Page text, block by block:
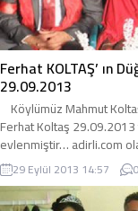
Ferhat KOLTAŞ’ ın
29.09.2013
Köylümüz Mahmut
Ferhat Koltaş
evlenmiştir… adirli.com
çiftimize bir ömür boyu
diliyoruz… Not: gelin
lu…
29 Eylül 2013 14:57 0